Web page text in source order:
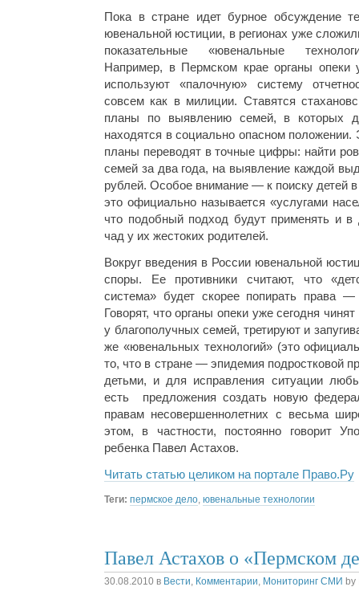
Пока в стране идет бурное обсуждение
ювенальной юстиции, в регионах уже
показательные «ювенальные
Например, в Пермском крае органы опеки
используют «палочную» систему
совсем как в милиции. Ставятся
планы по выявлению семей, в которых
находятся в социально опасном положении.
планы переводят в точные цифры: найти
семей за два года, на выявление каждой
рублей. Особое внимание — к поиску детей
это официально называется «услугами
что подобный подход будут применять и в
чад у их жестоких родителей.
Вокруг введения в России ювенальной
споры. Ее противники считают, что
система» будет скорее попирать права
Говорят, что органы опеки уже сегодня
у благополучных семей, третируют и
же «ювенальных технологий» (это
то, что в стране — эпидемия подростковой
детьми, и для исправления ситуации
есть предложения создать новую
правам несовершеннолетних с весьма
этом, в частности, постоянно говорит
ребенка Павел Астахов.
Читать статью целиком на портале Право.Ру
Теги: пермское дело, ювенальные технологии
Павел Астахов о «Пермском
30.08.2010 в Вести, Комментарии, Мониторинг СМИ by